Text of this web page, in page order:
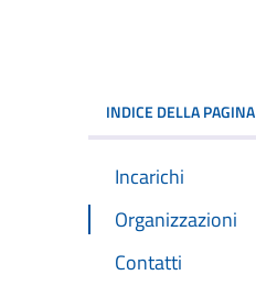
INDICE DELLA PAGINA
Incarichi
Organizzazioni
Contatti